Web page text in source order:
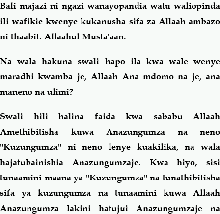
Bali majazi ni ngazi wanayopandia watu waliopinda
ili wafikie kwenye kukanusha sifa za Allaah ambazo
ni thaabit. Allaahul Musta'aan.
Na wala hakuna swali hapo ila kwa wale wenye
maradhi kwamba je, Allaah Ana mdomo na je, ana
maneno na ulimi?
Swali hili halina faida kwa sababu Allaah
Amethibitisha kuwa Anazungumza na neno
"Kuzungumza" ni neno lenye kuakilika, na wala
hajatubainishia Anazungumzaje. Kwa hiyo, sisi
tunaamini maana ya "Kuzungumza" na tunathibitisha
sifa ya kuzungumza na tunaamini kuwa Allaah
Anazungumza lakini hatujui Anazungumzaje na